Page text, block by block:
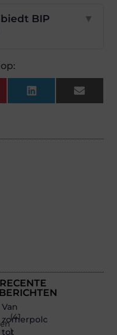
BIP
▼
LinkedInEmail
(41
)
RECENTE
BERICHTEN
Van
zomerpolo
tot